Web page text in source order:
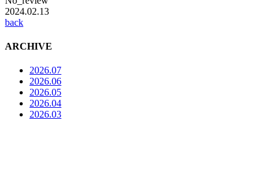
2024.02.13
back
ARCHIVE
2026.07
2026.06
2026.05
2026.04
2026.03